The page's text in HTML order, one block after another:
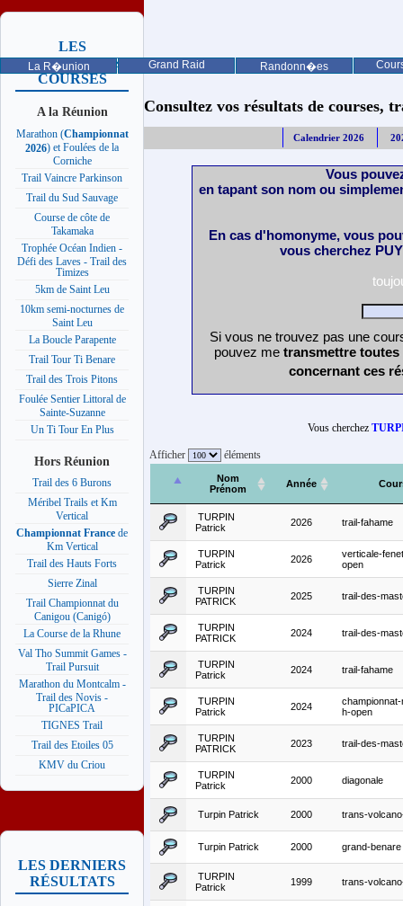
La R�union Grand Raid Randonn�es
LES
PROCHAINES
COURSES
A la Réunion
Marathon (Championnat
2026) et Foulées de la
Corniche
Trail Vaincre Parkinson
Trail du Sud Sauvage
Course de côte de
Takamaka
Trophée Océan Indien -
Défi des Laves - Trail des
Timizes
5km de Saint Leu
10km semi-nocturnes de
Saint Leu
La Boucle Parapente
Trail Tour Ti Benare
Trail des Trois Pitons
Foulée Sentier Littoral de
Sainte-Suzanne
Un Ti Tour En Plus
Hors Réunion
Trail des 6 Burons
Méribel Trails et Km
Vertical
Championnat France de
Km Vertical
Trail des Hauts Forts
Sierre Zinal
Trail Championnat du
Canigou (Canigó)
La Course de la Rhune
Val Tho Summit Games -
Trail Pursuit
Marathon du Montcalm -
Trail des Novis -
PICaPICA
TIGNES Trail
Trail des Etoiles 05
KMV du Criou
LES DERNIERS
RÉSULTATS
Consultez vos résultats de courses,
Calendrier 2026
Vous
en tapant son nom ou
En cas d'homonyme, vous
vous cherchez
Si vous ne trouvez pas une
pouvez me transmettre
concernant ces
Vous cherchez
Afficher éléments
Nom
Prénom
Année
TURPIN
Patrick
2026 trail-fahame
TURPIN
Patrick
2026
verticale-
open
TURPIN
PATRICK
2025 trail-des-
TURPIN
PATRICK
2024 trail-des-
TURPIN
Patrick
2024 trail-fahame
TURPIN
Patrick
2024
h-open
TURPIN
PATRICK
2023 trail-des-
TURPIN
Patrick
2000 diagonale
Turpin Patrick 2000 trans-
Turpin Patrick 2000 grand-benare
TURPIN
Patrick
1999 trans-